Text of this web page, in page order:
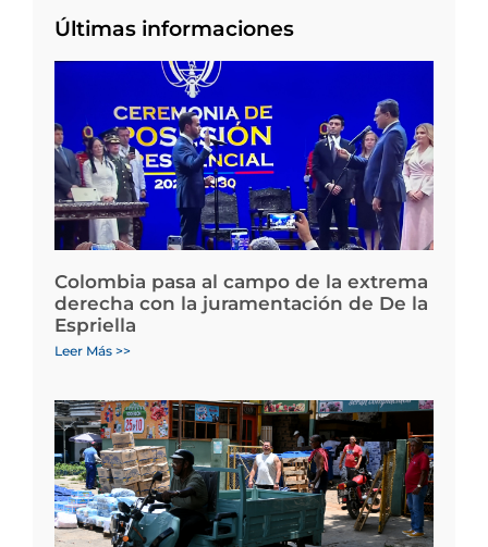
Últimas informaciones
Colombia pasa al campo de la extrema
derecha con la juramentación de De la
Espriella
Leer Más >>